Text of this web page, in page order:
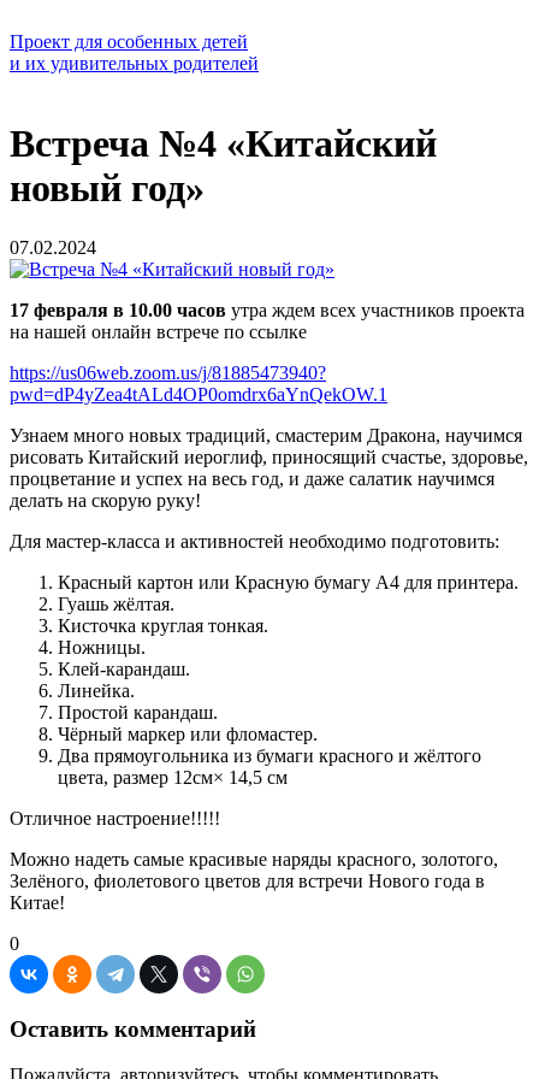
Проект для особенных детей
и их удивительных родителей
Встреча №4 «Китайский
новый год»
07.02.2024
17 февраля в 10.00 часов утра ждем всех участников проекта
на нашей онлайн встрече по ссылке
https://us06web.zoom.us/j/81885473940?
pwd=dP4yZea4tALd4OP0omdrx6aYnQekOW.1
Узнаем много новых традиций, смастерим Дракона, научимся
рисовать Китайский иероглиф, приносящий счастье, здоровье,
процветание и успех на весь год, и даже салатик научимся
делать на скорую руку!
Для мастер-класса и активностей необходимо подготовить:
Красный картон или Красную бумагу А4 для принтера.
Гуашь жёлтая.
Кисточка круглая тонкая.
Ножницы.
Клей-карандаш.
Линейка.
Простой карандаш.
Чёрный маркер или фломастер.
Два прямоугольника из бумаги красного и жёлтого
цвета, размер 12см× 14,5 см
Отличное настроение!!!!!
Можно надеть самые красивые наряды красного, золотого,
Зелёного, фиолетового цветов для встречи Нового года в
Китае!
0
Оставить комментарий